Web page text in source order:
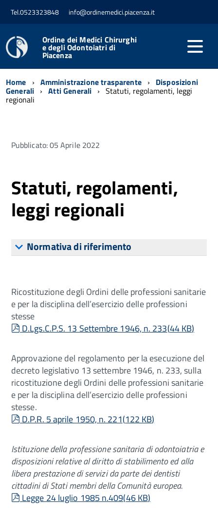
Tel.0523323848 info@ordinemedici.piacenza.it
Ordine dei Medici Chirurghi
e degli Odontoiatri di
Piacenza
Home Amministrazione trasparente Disposizioni
Generali Atti Generali Statuti, regolamenti, leggi
regionali
Pubblicato: 05 Aprile 2022
Statuti, regolamenti,
leggi regionali
Normativa di riferimento
Ricostituzione degli Ordini delle professioni sanitarie
e per la disciplina dell’esercizio delle professioni
stesse
pdf
D.Lgs.C.P.S. 13 Settembre 1946, n. 233(44 KB)
Approvazione del regolamento per la esecuzione del
decreto legislativo 13 settembre 1946, n. 233, sulla
ricostituzione degli Ordini delle professioni sanitarie
e per la disciplina dell’esercizio delle professioni
stesse.
pdf
D.P.R. 5 aprile 1950, n. 221(122 KB)
Istituzione della professione sanitaria di odontoiatria e
disposizioni relative al diritto di stabilimento ed alla
libera prestazione di servizi da parte dei dentisti
cittadini di Stati membri della Comunitàeuropea.
pdf
Legge 24 luglio 1985 n.409(46 KB)